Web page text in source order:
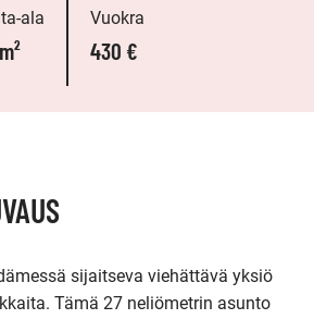
ala Vuokra
430 €
sijaitseva viehättävä yksiö
Tämä 27 neliömetrin asunto